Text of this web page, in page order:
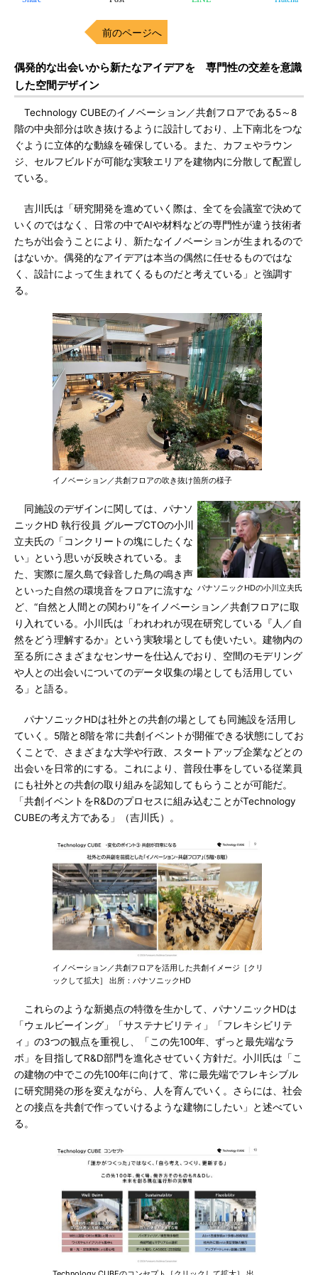
前のページへ
偶発的な出会いから新たなアイデアを 専門性の交差を意識
した空間デザイン
Technology CUBEのイノベーション／共創フロアである5～8
階の中央部分は吹き抜けるように設計しており、上下南北をつな
ぐように立体的な動線を確保している。また、カフェやラウン
ジ、セルフビルドが可能な実験エリアを建物内に分散して配置し
ている。
吉川氏は「研究開発を進めていく際は、全てを会議室で決めて
いくのではなく、日常の中でAIや材料などの専門性が違う技術者
たちが出会うことにより、新たなイノベーションが生まれるので
はないか。偶発的なアイデアは本当の偶然に任せるものではな
く、設計によって生まれてくるものだと考えている」と強調す
る。
イノベーション／共創フロアの吹き抜け箇所の様子
パナソニックHDの小川立夫氏
同施設のデザインに関しては、パナソ
ニックHD 執行役員 グループCTOの小川
立夫氏の「コンクリートの塊にしたくな
い」という思いが反映されている。ま
た、実際に屋久島で録音した鳥の鳴き声
といった自然の環境音をフロアに流すな
ど、“自然と人間との関わり”をイノベーション／共創フロアに取
り入れている。小川氏は「われわれが現在研究している『人／自
然をどう理解するか』という実験場としても使いたい。建物内の
至る所にさまざまなセンサーを仕込んでおり、空間のモデリング
や人との出会いについてのデータ収集の場としても活用してい
る」と語る。
パナソニックHDは社外との共創の場としても同施設を活用し
ていく。5階と8階を常に共創イベントが開催できる状態にしてお
くことで、さまざまな大学や行政、スタートアップ企業などとの
出会いを日常的にする。これにより、普段仕事をしている従業員
にも社外との共創の取り組みを認知してもらうことが可能だ。
「共創イベントをR&Dのプロセスに組み込むことがTechnology
CUBEの考え方である」（吉川氏）。
イノベーション／共創フロアを活用した共創イメージ［クリ
ックして拡大］ 出所：パナソニックHD
これらのような新拠点の特徴を生かして、パナソニックHDは
「ウェルビーイング」「サステナビリティ」「フレキシビリテ
ィ」の3つの観点を重視し、「この先100年、ずっと最先端なラ
ボ」を目指してR&D部門を進化させていく方針だ。小川氏は「こ
の建物の中でこの先100年に向けて、常に最先端でフレキシブル
に研究開発の形を変えながら、人を育んでいく。さらには、社会
との接点を共創で作っていけるような建物にしたい」と述べてい
る。